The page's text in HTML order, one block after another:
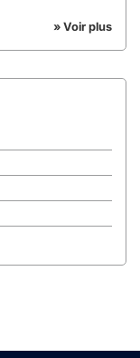
» Voir plus